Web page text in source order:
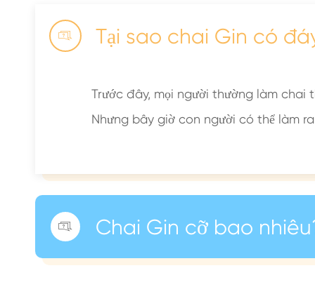
 Tại sao chai Gin có
Trước đây, mọi người thường làm
Nhưng bây giờ con người có thể làm
 Chai Gin cỡ bao